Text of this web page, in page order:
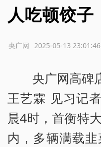
人吃顿饺子
2025-05-13 23:01:46
央广网
央广网高碑
王艺霖 见习记
晨4时，首衡特
内，多辆满载